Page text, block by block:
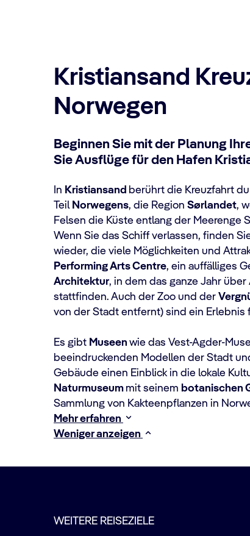
Kristiansand
Norwegen
Beginnen Sie mit der Planung
Sie Ausflüge für den Hafen
In Kristiansand berührt die Kreuzfahrt
Teil Norwegens, die Region Sørlandet,
Felsen die Küste entlang der Meerenge
Wenn Sie das Schiff verlassen, finden
wieder, die viele Möglichkeiten und
Performing Arts Centre, ein auffälliges
Architektur, in dem das ganze Jahr
stattfinden. Auch der Zoo und der
von der Stadt entfernt) sind ein Erlebnis
Es gibt Museen wie das Vest-Agder-
beeindruckenden Modellen der Stadt
Gebäude einen Einblick in die lokale
Naturmuseum mit seinem botanischen
Sammlung von Kakteenpflanzen in
Mehr erfahren
Weniger anzeigen
WEITERE REISEZIELE